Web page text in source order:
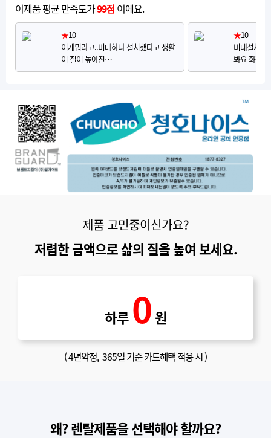
이제품 평균 만족도가99점 이에요.
★10
이게뭐라고..비데하나 설치했다고 생활
이 질이 높아진…
★10
비데설치하
봐요 화장
제품 고민중이신가요?
저렴한 금액으로 삶의 질을 높여 보세요.
하루 0 원
(4년약정, 365일 기준 카드혜택 적용 시 )
왜? 렌탈제품을 선택해야 할까요?